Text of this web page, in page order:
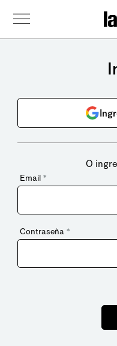
O
Email *
Contraseña *